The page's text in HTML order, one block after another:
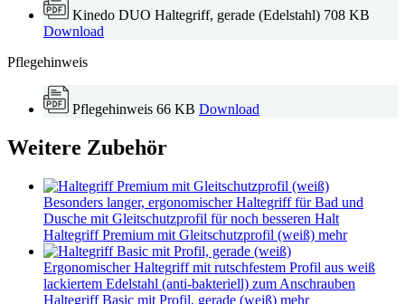
Kinedo DUO Haltegriff, gerade (Edelstahl) 708 KB
Download
Pflegehinweis
Pflegehinweis 66 KB Download
Weitere Zubehör
Besonders langer, ergonomischer Haltegriff für Bad und
Dusche mit Gleitschutzprofil für noch besseren Halt
Haltegriff Premium mit Gleitschutzprofil (weiß) mehr
Ergonomischer Haltegriff mit rutschfestem Profil aus weiß
lackiertem Edelstahl (anti-bakteriell) zum Anschrauben
Haltegriff Basic mit Profil, gerade (weiß) mehr